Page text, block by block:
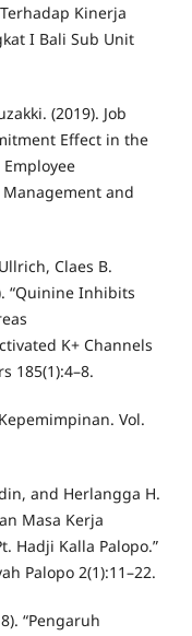
Kinerja
I Bali Sub Unit
(2019). Job
Effect in the
Management and
Claes B.
“Quinine Inhibits
K+ Channels
185(1):4–8.
Vol.
and Herlangga H.
Masa Kerja
Hadji Kalla Palopo.”
Palopo 2(1):11–22.
“Pengaruh